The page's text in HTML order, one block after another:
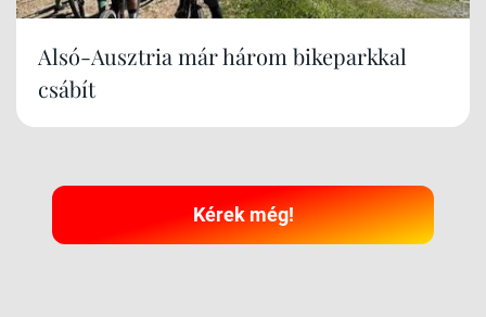
Alsó-Ausztria már három bikeparkkal
csábít
Kérek még!